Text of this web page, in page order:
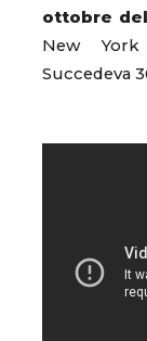
ottobre
New
Succedeva